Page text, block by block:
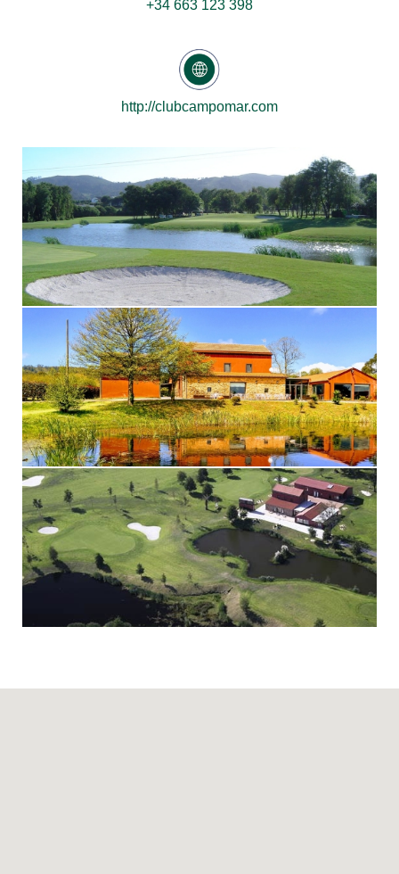
+34 663 123 398
http://clubcampomar.com